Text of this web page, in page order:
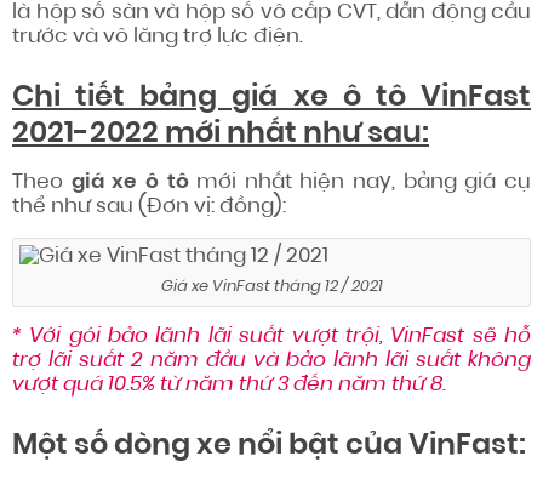
là hộp số sàn và hộp số vô cấp CVT, dẫn động cầu
trước và vô lăng trợ lực điện.
Chi tiết bảng giá xe ô tô VinFast
2021-2022 mới nhất như sau:
Theo giá xe ô tômới nhất hiện nay, bảng giá cụ
thể như sau (Đơn vị: đồng):
Giá xe VinFast tháng 12 / 2021
* Với gói bảo lãnh lãi suất vượt trội, VinFast sẽ hỗ
trợ lãi suất 2 năm đầu và bảo lãnh lãi suất không
vượt quá 10.5% từ năm thứ 3 đến năm thứ 8.
Một số dòng xe nổi bật của VinFast: